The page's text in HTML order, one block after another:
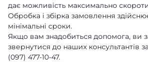
дає можливість максимально
Обробка і збірка замовлення
мінімальні сроки.
Якщо вам знадобиться допомога, ви
звернутися до наших консультантів
(097) 477-10-47.